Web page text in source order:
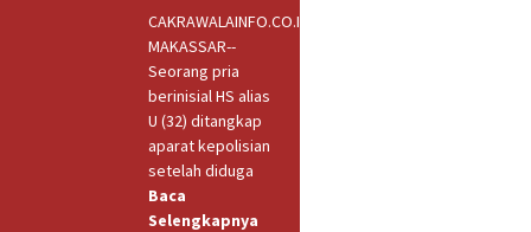
CAKRAWALAINFO.CO.ID,
MAKASSAR--
Seorang pria
berinisial HS alias
U (32) ditangkap
aparat kepolisian
setelah diduga
Baca
Selengkapnya